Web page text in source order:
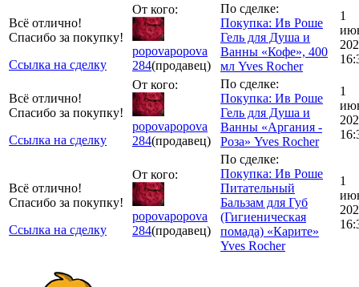
Всё отлично!
Спасибо за покупку!
Ссылка на сделку
От кого:
popovapopova
284(продавец)
По сделке:
Покупка: Ив Роше
Гель для Душа и
Ванны «Кофе», 400
мл Yves Rocher
1
Всё отлично!
Спасибо за покупку!
Ссылка на сделку
От кого:
popovapopova
284(продавец)
По сделке:
Покупка: Ив Роше
Гель для Душа и
Ванны «Аргания -
Роза» Yves Rocher
1
Всё отлично!
Спасибо за покупку!
Ссылка на сделку
От кого:
popovapopova
284(продавец)
По сделке:
Покупка: Ив Роше
Питательный
Бальзам для Губ
(Гигиеническая
помада) «Карите»
Yves Rocher
1